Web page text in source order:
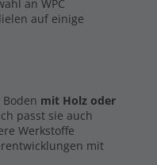
an WPC
auf einige
mit Holz oder
passt sie auch
Werkstoffe
mit